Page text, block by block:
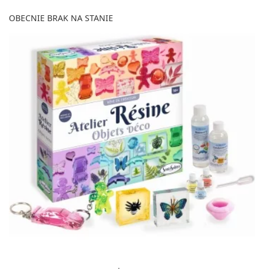
OBECNIE BRAK NA STANIE